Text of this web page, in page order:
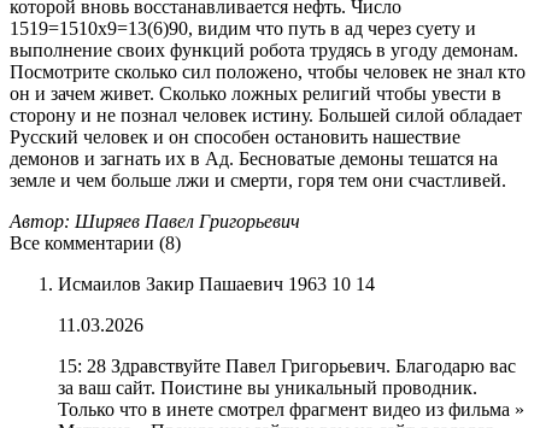
которой вновь восстанавливается нефть. Число
1519=1510х9=13(6)90, видим что путь в ад через суету и
выполнение своих функций робота трудясь в угоду демонам.
Посмотрите сколько сил положено, чтобы человек не знал кто
он и зачем живет. Сколько ложных религий чтобы увести в
сторону и не познал человек истину. Большей силой обладает
Русский человек и он способен остановить нашествие
демонов и загнать их в Ад. Бесноватые демоны тешатся на
земле и чем больше лжи и смерти, горя тем они счастливей.
Автор: Ширяев Павел Григорьевич
Все комментарии (8)
Исмаилов Закир Пашаевич 1963 10 14
11.03.2026
15: 28 Здравствуйте Павел Григорьевич. Благодарю вас
за ваш сайт. Поистине вы уникальный проводник.
Только что в инете смотрел фрагмент видео из фильма »